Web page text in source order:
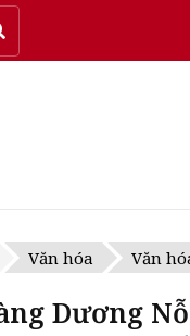
08/2026
Văn hóa Văn
Dương